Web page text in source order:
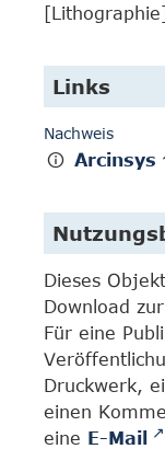
[Lithographie]
Links
Nachweis
Arcinsys
Dieses
Download
Für eine
Druckwerk,
einen
eine E-Mail